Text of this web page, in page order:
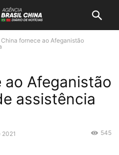
China fornece ao Afeganistão
ao Afeganistão
assistência
2021 545